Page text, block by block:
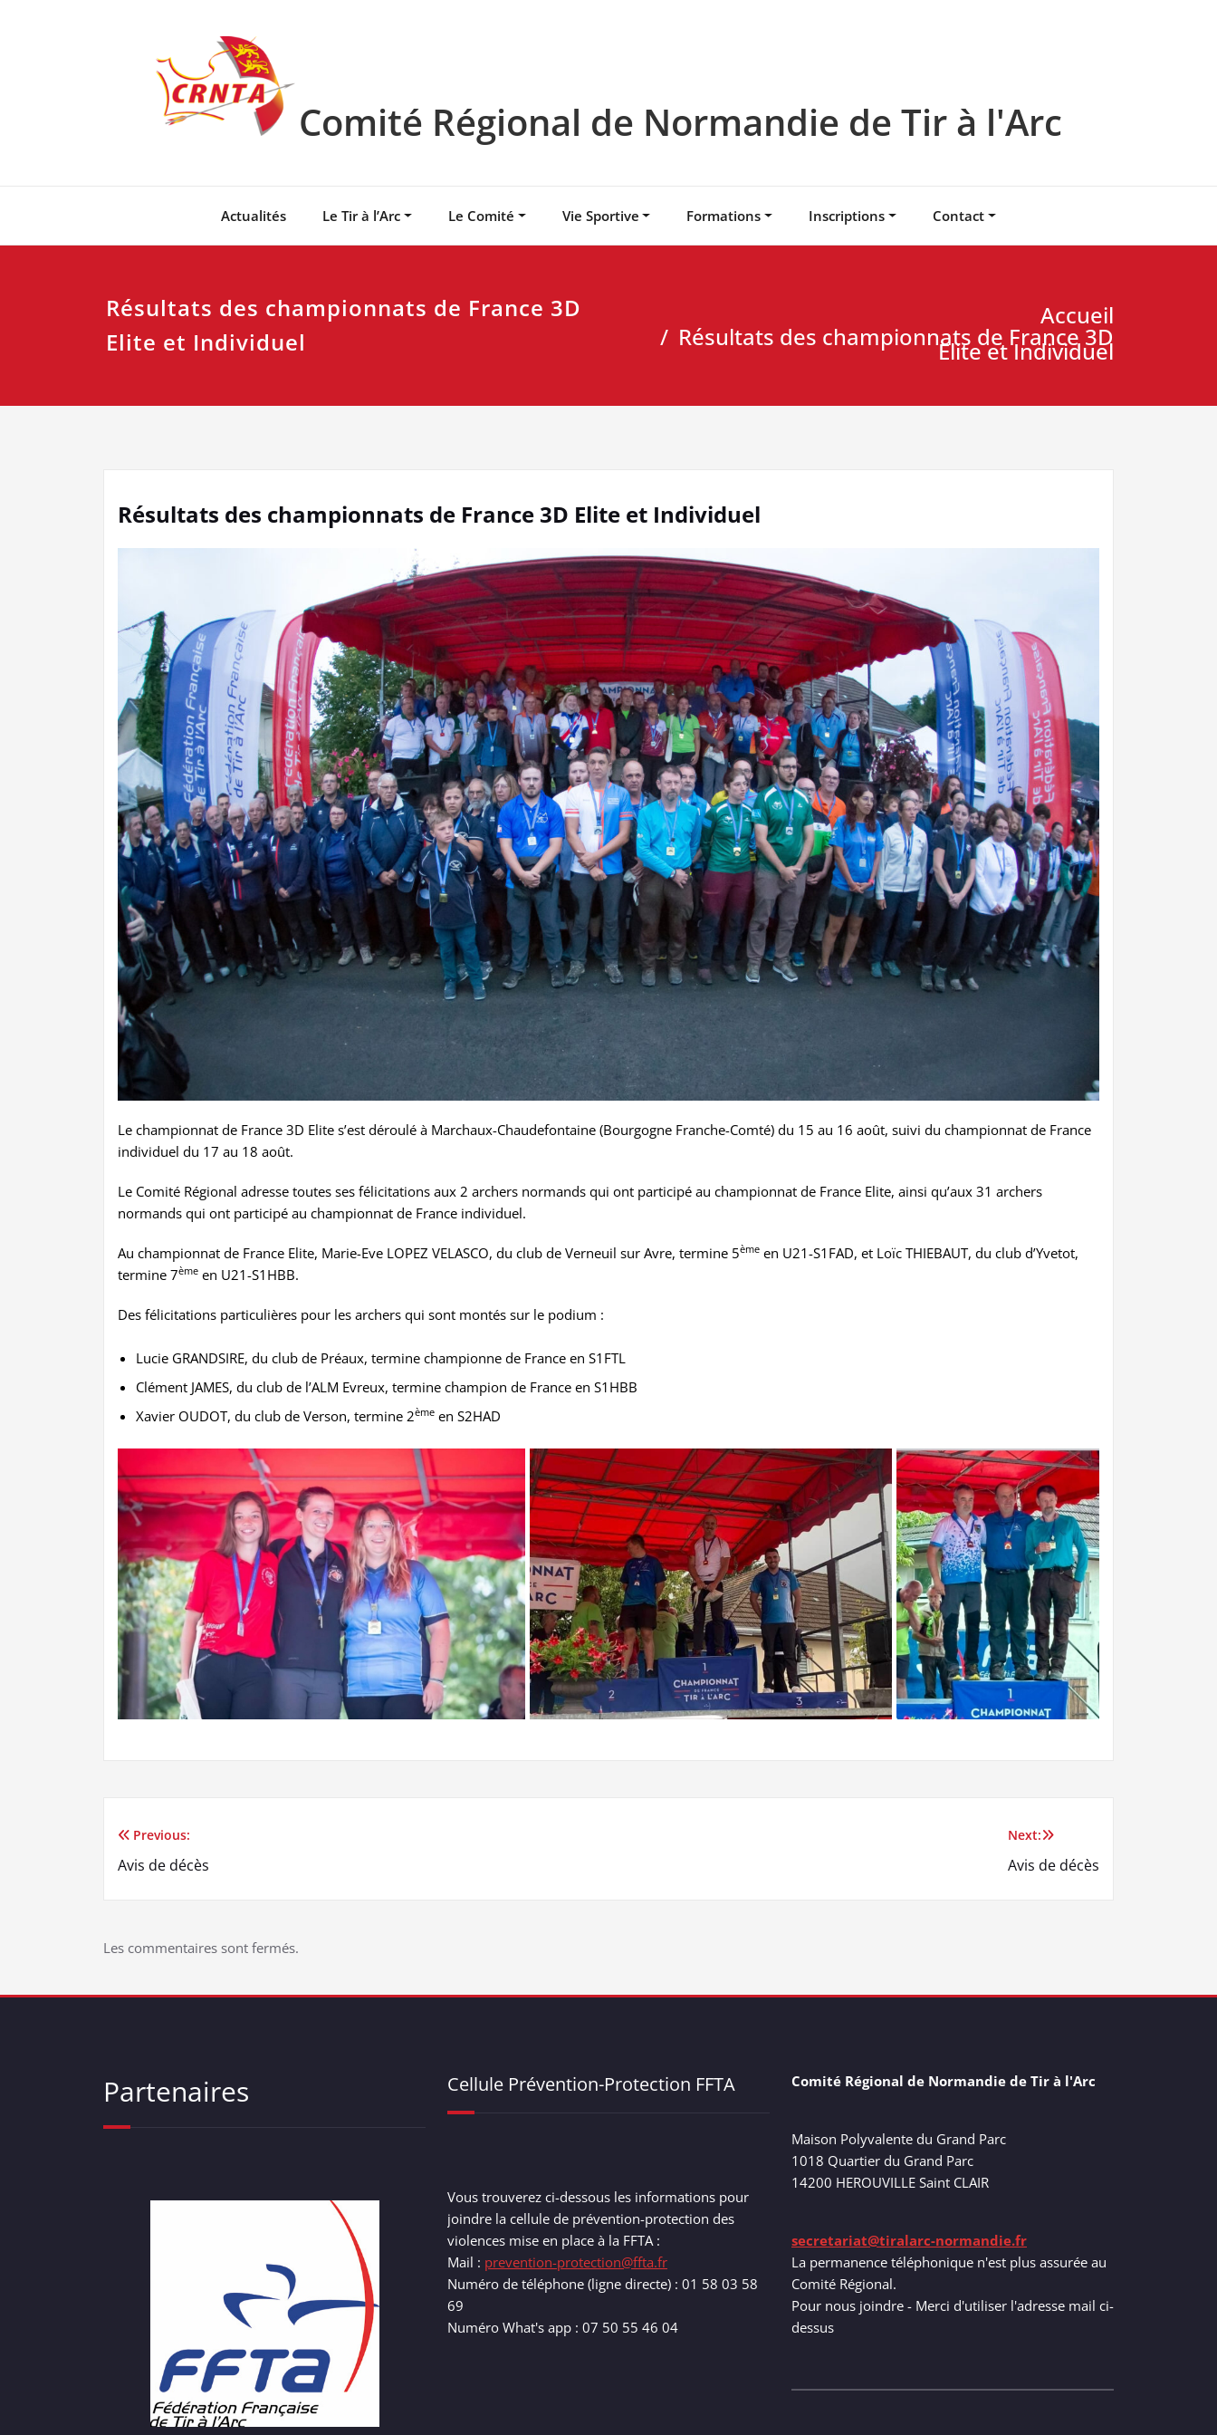
Comité Régional de Normandie de Tir à l'Arc
Actualités Le Tir à l’Arc Le Comité Vie Sportive Formations Inscriptions Contact
Résultats des championnats de France 3D
Elite et Individuel
Accueil
Résultats des championnats de France 3D
Elite et Individuel
Résultats des championnats de France 3D Elite et Individuel
Le championnat de France 3D Elite s’est déroulé à Marchaux-Chaudefontaine (Bourgogne Franche-Comté) du 15 au 16 août, suivi du championnat de France
individuel du 17 au 18 août.
Le Comité Régional adresse toutes ses félicitations aux 2 archers normands qui ont participé au championnat de France Elite, ainsi qu’aux 31 archers
normands qui ont participé au championnat de France individuel.
Au championnat de France Elite, Marie-Eve LOPEZ VELASCO, du club de Verneuil sur Avre, termine 5ème en U21-S1FAD, et Loïc THIEBAUT, du club d’Yvetot,
termine 7ème en U21-S1HBB.
Des félicitations particulières pour les archers qui sont montés sur le podium :
Lucie GRANDSIRE, du club de Préaux, termine championne de France en S1FTL
Clément JAMES, du club de l’ALM Evreux, termine champion de France en S1HBB
Xavier OUDOT, du club de Verson, termine 2ème en S2HAD
Navigation
l’article
Previous:
Avis de décès
Next:
Avis de décès
Les commentaires sont fermés.
Partenaires Cellule Prévention-Protection FFTA
Vous trouverez ci-dessous les informations pour
joindre la cellule de prévention-protection des
violences mise en place à la FFTA :
Mail : prevention-protection@ffta.fr
Numéro de téléphone (ligne directe) : 01 58 03 58
69
Numéro What's app : 07 50 55 46 04
Comité Régional de Normandie de Tir à l'Arc
Maison Polyvalente du Grand Parc
1018 Quartier du Grand Parc
14200 HEROUVILLE Saint CLAIR
secretariat@tiralarc-normandie.fr
La permanence téléphonique n'est plus assurée au
Comité Régional.
Pour nous joindre - Merci d'utiliser l'adresse mail ci-
dessus